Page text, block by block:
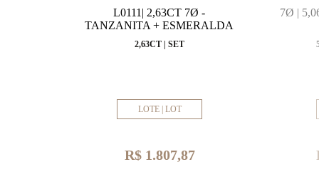
L0111| 2,63CT 7Ø -
TANZANITA + ESMERALDA
2,63CT | SET
LOTE | LOT
R$ 1.807,87
7Ø |